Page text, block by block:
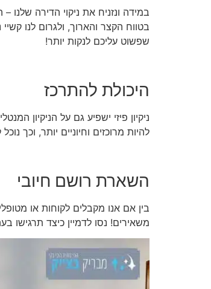
במידה ונזניח את ניקוי הדירה שלנו
בטווח הקצר והארוך, ולגרום לנו
שפשוט עליכם לנקות יותר!
היכולת להתרכז
ניקיון פיזי ישפיע גם על הניקיון
להיות מרוכזים וחיוניים יותר, וכך
השארת רושם חיובי
בין אם אנו מקבלים לקוחות או
משאירים! נסו לדמיין כיצד